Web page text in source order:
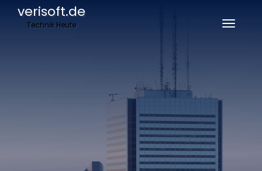
verisoft.de
Technik Heute